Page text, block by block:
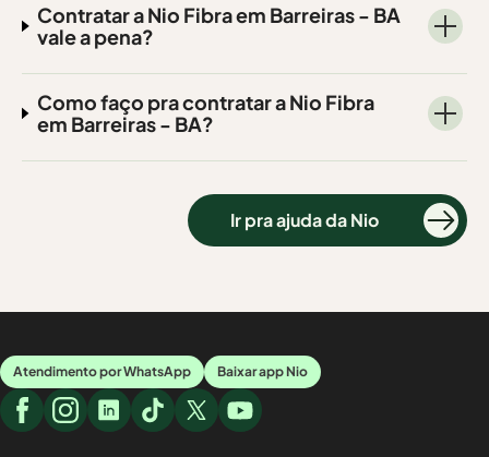
Contratar a Nio Fibra em Barreiras - BA
vale a pena?
Como faço pra contratar a Nio Fibra
em Barreiras - BA?
Ir pra ajuda da Nio
Atendimento por WhatsApp Baixar app Nio